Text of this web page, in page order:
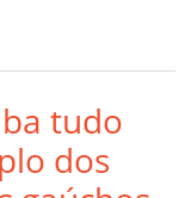
y
Li
n
p
ar
til
tudo
dos